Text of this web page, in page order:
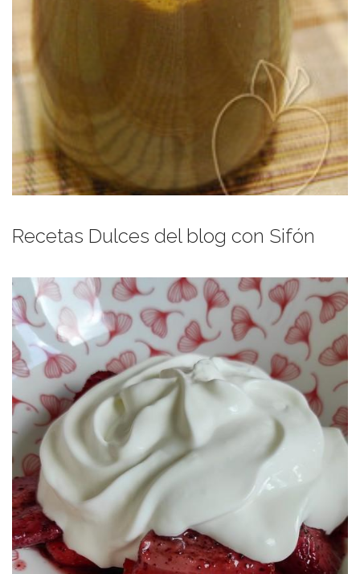
PROYECTO ROCA: CODILLO DE CERDO CON
ESPUMA DE ALIOLI
Una maravilla de la cocina tradicional con un puntito moderno.
CREMA DE LENTEJAS CON SU CHANTILLY DE
CÚRCUMA
Recetas Dulces del blog con Sifón